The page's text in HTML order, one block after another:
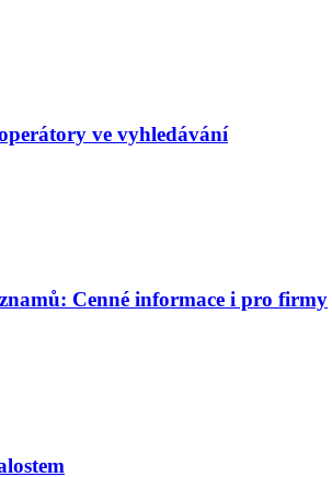
ve vyhledávání
Cenné informace i pro firmy